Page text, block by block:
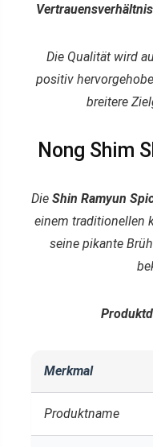
Die Qualität wird
positiv
breitere
Nong Shim
Die Shin Ramyun
einem traditionellen
seine pikante
Merkmal
Produktname